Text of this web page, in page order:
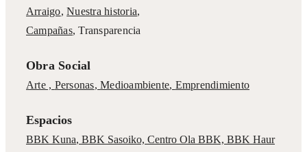
Arraigo,Nuestra historia,
Campañas, Transparencia
Obra Social
Arte , Personas,Medioambiente, Emprendimiento
Espacios
BBK Kuna, BBK Sasoiko, Centro Ola BBK, BBK Haur